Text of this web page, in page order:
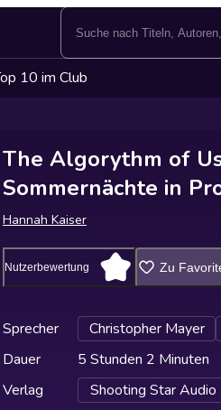
10 im Club
The Algorythm of
Sommernächte in
Hannah Kaiser
Nutzerbewertung Zu
Sprecher Christopher Mayer
Dauer
5 Stunden 2 Minuten
Verlag
Shooting Star Audio